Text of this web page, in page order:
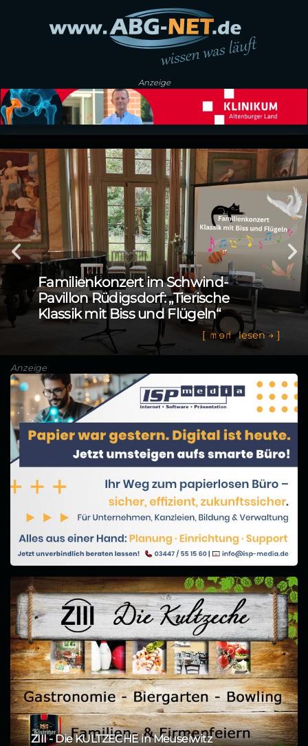
Anzeige
Familienkonzert im Schwind-
Pavillon Rüdigsdorf: „Tierische
Klassik mit Biss und Flügeln“
[ mehr lesen → ]
Anzeige
ZIII - Die KULTZECHE in Meuselwitz